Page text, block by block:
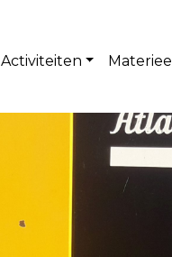
Activiteiten Materieel